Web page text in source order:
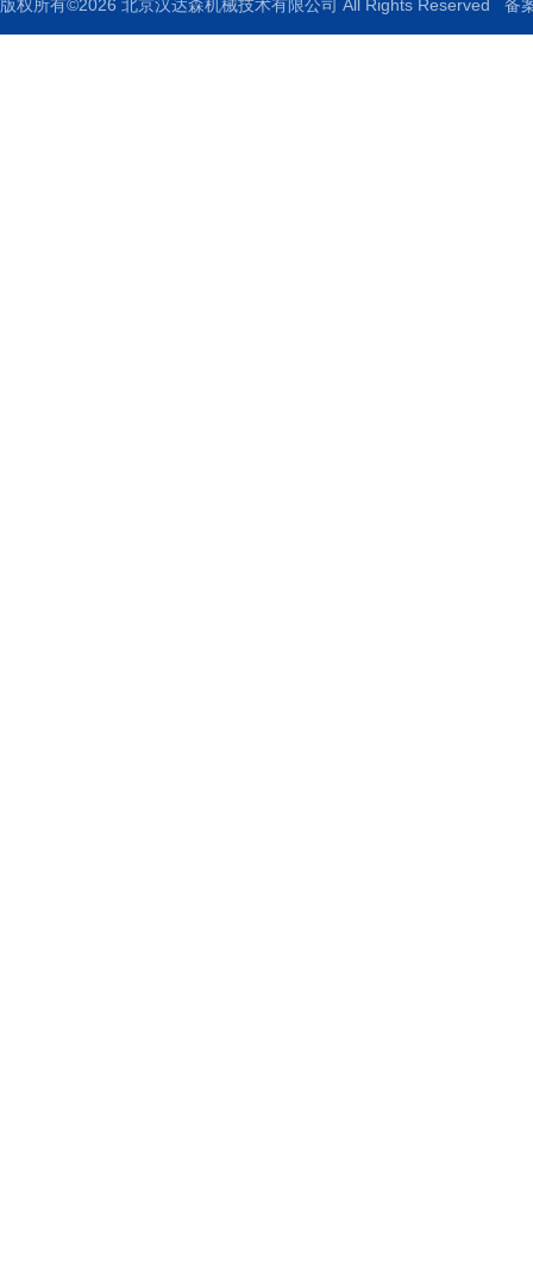
版权所有©2026 北京汉达森机械技术有限公司 All Rights Reserved 备